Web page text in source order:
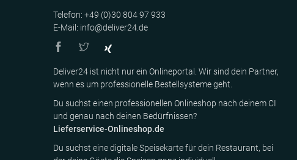
Telefon: +49 (0)30 804 97 933
E-Mail: info@deliver24.de
Deliver24 ist nicht nur ein Onlineportal. Wir sind dein Partner,
wenn es um professionelle Bestellsysteme geht.
Du suchst einen professionellen Onlineshop nach deinem CI
und genau nach deinen Bedürfnissen?
Lieferservice-Onlineshop.de
Du suchst eine digitale Speisekarte für dein Restaurant, bei